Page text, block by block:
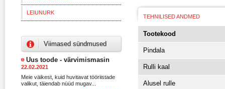
LEIUNURK
Viimased sündmused
Uus toode - värvimismasin
22.02.2021
Meie väikest, kuid huvitavat tööriistade
valikut, täiendab nüüd mugav...
TEHNILISED ANDMED
Tootekood
Pindala
Rulli kaal
Alusel rulle